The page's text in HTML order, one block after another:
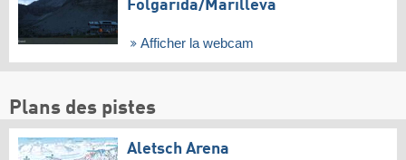
Folgàrida/​Marilleva
Afficher la webcam
Plans des pistes
Aletsch Arena